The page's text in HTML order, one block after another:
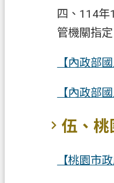
四、114年
管機關指
【內政部
【內政部
伍、桃
【桃園市